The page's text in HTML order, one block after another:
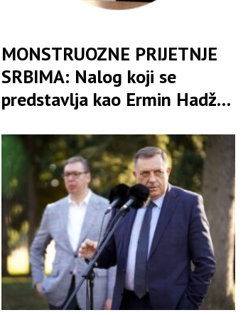
MONSTRUOZNE PRIJETNJE
SRBIMA: Nalog koji se
predstavlja kao Ermin Hadžić
„sravnjivanje Banjaluke sa
zemljom“